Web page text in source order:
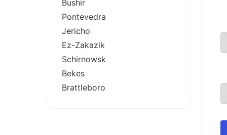
Bushir
Pontevedra
Jericho
Ez-Zakazik
Schirnowsk
Bekes
Brattleboro